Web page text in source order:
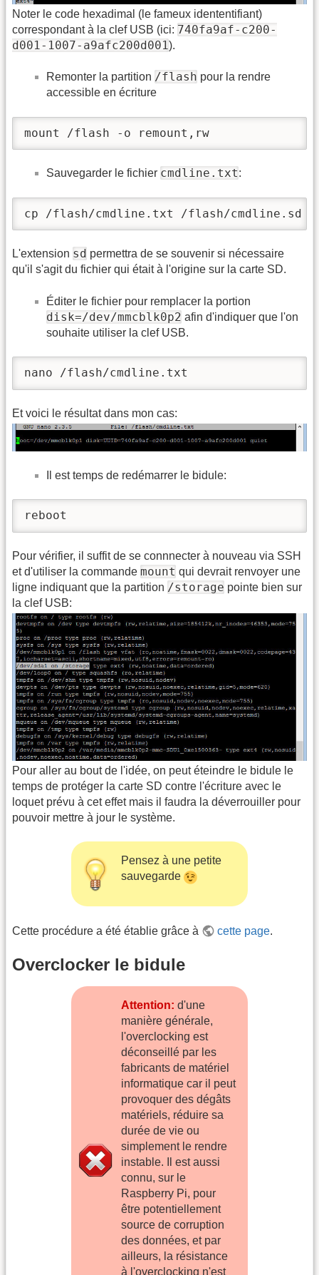
Noter le code hexadimal (le fameux idententifiant)
correspondant à la clef USB (ici: 740fa9af-c200-
d001-1007-a9afc200d001 ).
Remonter la partition /flash pour la rendre
accessible en écriture
mount /flash -o remount,rw
Sauvegarder le fichier cmdline.txt:
cp /flash/cmdline.txt /flash/cmdline.sd
L'extension sd permettra de se souvenir si nécessaire
qu'il s'agit du fichier qui était à l'origine sur la carte SD.
Éditer le fichier pour remplacer la portion
disk=/dev/mmcblk0p2 afin d'indiquer que l'on
souhaite utiliser la clef USB.
nano /flash/cmdline.txt
Et voici le résultat dans mon cas:
Il est temps de redémarrer le bidule:
reboot
Pour vérifier, il suffit de se connnecter à nouveau via SSH
et d'utiliser la commande mount qui devrait renvoyer une
ligne indiquant que la partition /storage pointe bien sur
la clef USB:
Pour aller au bout de l'idée, on peut éteindre le bidule le
temps de protéger la carte SD contre l'écriture avec le
loquet prévu à cet effet mais il faudra la déverrouiller pour
pouvoir mettre à jour le système.
Pensez à une petite
sauvegarde
Cette procédure a été établie grâce à cette page.
Overclocker le bidule
Attention: d'une
manière générale,
l'overclocking est
déconseillé par les
fabricants de matériel
informatique car il peut
provoquer des dégâts
matériels, réduire sa
durée de vie ou
simplement le rendre
instable. Il est aussi
connu, sur le
Raspberry Pi, pour
être potentiellement
source de corruption
des données, et par
ailleurs, la résistance
à l'overclocking n'est